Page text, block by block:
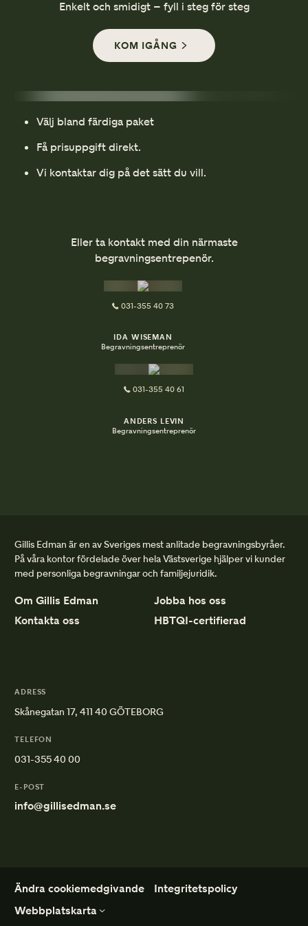
Enkelt och smidigt – fyll i steg för steg
KOM IGÅNG
Välj bland färdiga paket
Få prisuppgift direkt.
Vi kontaktar dig på det sätt du vill.
Eller ta kontakt med din närmaste
begravningsentrepenör.
031-355 40 73
IDA WISEMAN
Begravningsentreprenör
031-355 40 61
ANDERS LEVIN
Begravningsentreprenör
Gillis Edman är en av Sveriges mest anlitade begravningsbyråer.
På våra kontor fördelade över hela Västsverige hjälper vi kunder
med personliga begravningar och familjejuridik.
Om Gillis Edman
Jobba hos oss
Kontakta oss
HBTQI-certifierad
ADRESS
Skånegatan 17, 411 40 GÖTEBORG
TELEFON
031-355 40 00
E-POST
info@gillisedman.se
Ändra cookiemedgivande
Integritetspolicy
Webbplatskarta